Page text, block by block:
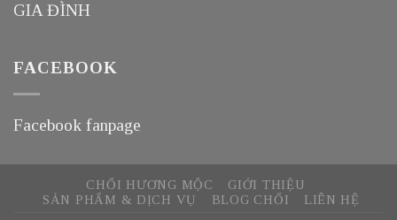
GIA ĐÌNH
FACEBOOK
Facebook fanpage
CHỔI HƯƠNG MỘC
GIỚI THIỆU
SẢN PHẨM & DỊCH VỤ
BLOG CHỔI LIÊN HỆ